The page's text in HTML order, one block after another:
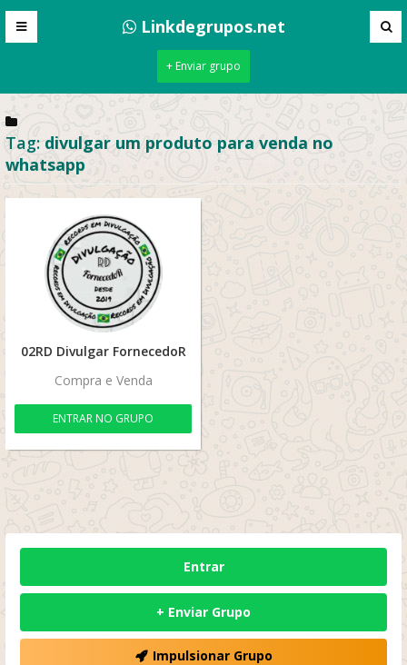
Linkdegrupos.net
+ Enviar grupo
Tag: divulgar um produto para venda no
whatsapp
02RD Divulgar FornecedoR
Compra e Venda
ENTRAR NO GRUPO
Entrar
+ Enviar Grupo
Impulsionar Grupo